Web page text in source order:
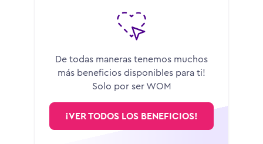
De todas maneras tenemos muchos
más beneficios disponibles para ti!
Solo por ser WOM
¡VER TODOS LOS BENEFICIOS!